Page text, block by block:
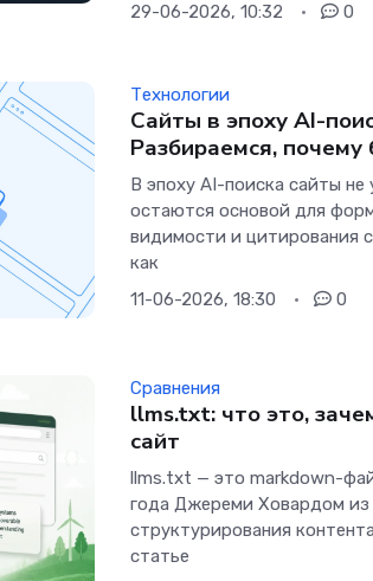
29-06-2026, 10:32
0
Технологии
Сайты в эпоху AI-
Разбираемся, почему
В эпоху AI-поиска сайты не
остаются основой для
видимости и цитирования
как
11-06-2026, 18:30
0
Сравнения
llms.txt: что это,
сайт
llms.txt — это markdown-
года Джереми Ховардом из
структурирования
статье